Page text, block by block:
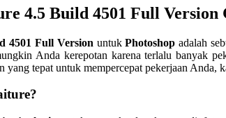
4.5 Build 4501 Full Version
4501 Full Version untukPhotoshop adalah
Anda kerepotan karena terlalu banyak
tepat untuk mempercepat pekerjaan Anda,